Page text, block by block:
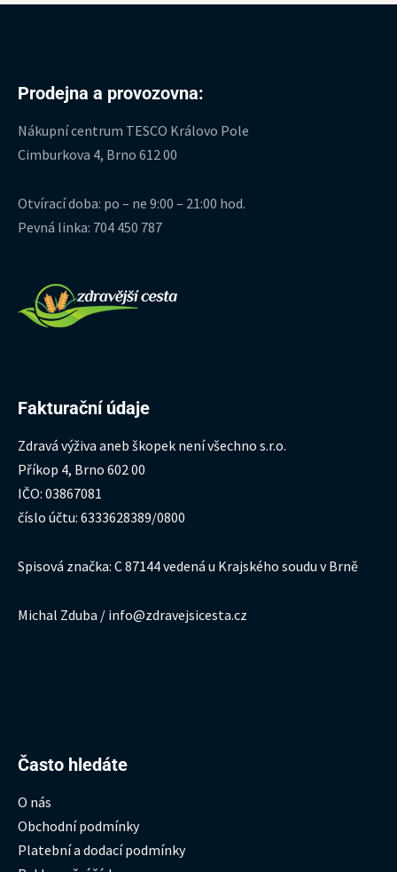
Prodejna a provozovna:
Nákupní centrum TESCO Královo Pole
Cimburkova 4, Brno 612 00
Otvírací doba: po – ne 9:00 – 21:00 hod.
Pevná linka: 704 450 787
Fakturační údaje
Zdravá výživa aneb škopek není všechno s.r.o.
Příkop 4, Brno 602 00
IČO: 03867081
číslo účtu: 6333628389/0800
Spisová značka: C 87144 vedená u Krajského soudu v Brně
Michal Zduba / info@zdravejsicesta.cz
Často hledáte
O nás
Obchodní podmínky
Platební a dodací podmínky
Hledat: